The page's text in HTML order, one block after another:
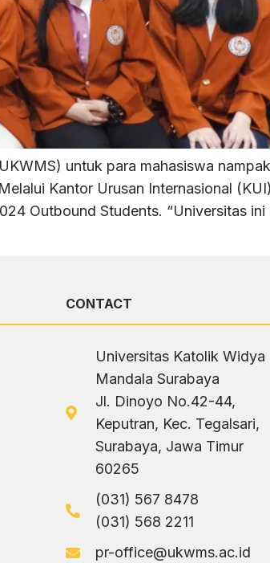
untuk para mahasiswa
Kantor Urusan Internasional
Outbound Students. “Universitas ini
CONTACT
Universitas Katolik Widya
Mandala Surabaya
Jl. Dinoyo No.42-44,
Keputran, Kec. Tegalsari,
Surabaya, Jawa Timur
60265
(031) 567 8478
(031) 568 2211
pr-office@ukwms.ac.id